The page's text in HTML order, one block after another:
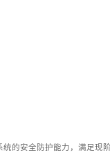
的安全防护能力，满足现